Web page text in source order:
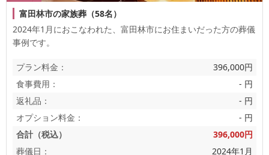
富田林市の家族葬（58名）
2024年1月におこなわれた、 富田林市にお住まいだった方の葬儀
事例です。
プラン料金：
396,000円
食事費用：
- 円
返礼品：
- 円
オプション料金：
- 円
合計（税込）
396,000円
葬儀日：
2024年1月